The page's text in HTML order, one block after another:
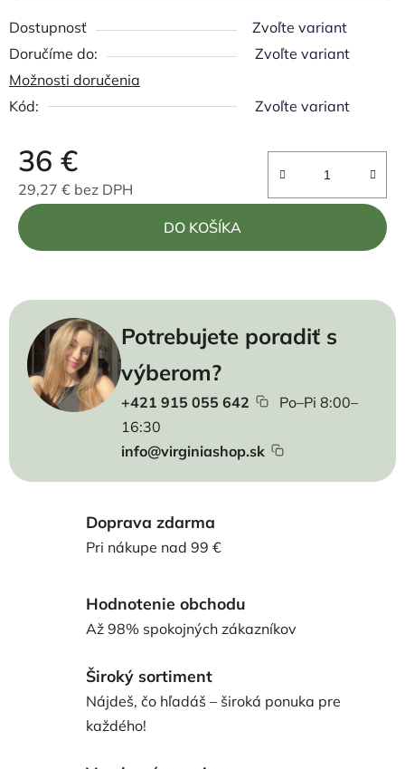
Dostupnosť
Zvoľte variant
Zvoľte variant
Možnosti doručenia
Kód:
Zvoľte variant
36 €
29,27 € bez DPH
Jednotková cena:
DO KOŠÍKA
Potrebujete poradiť s
výberom?
+421 915 055 642
Po–Pi 8:00–
16:30
info@virginiashop.sk
Doprava zdarma
Pri nákupe nad 99 €
Hodnotenie obchodu
Až 98% spokojných zákazníkov
Široký sortiment
Nájdeš, čo hľadáš – široká ponuka pre
každého!